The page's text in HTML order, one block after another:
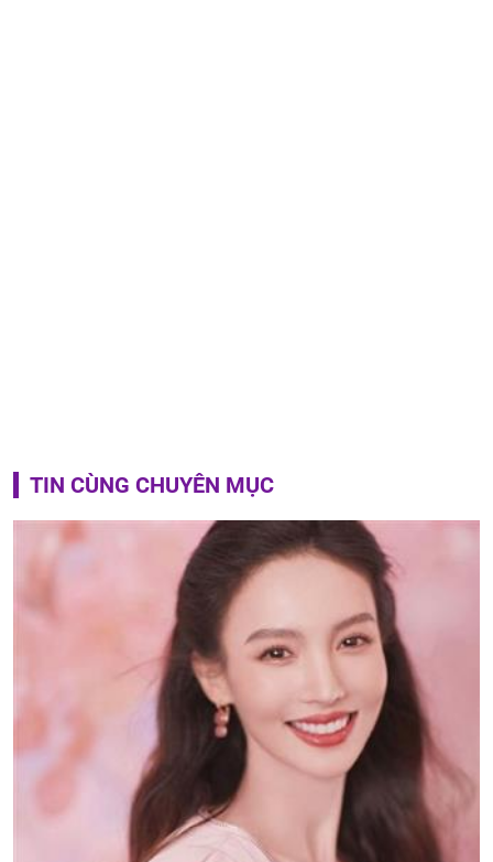
TIN CÙNG CHUYÊN MỤC